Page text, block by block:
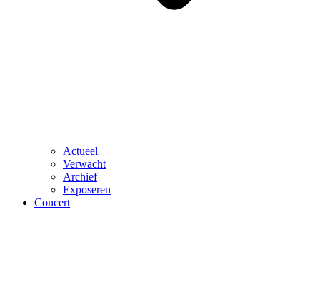
Actueel
Verwacht
Archief
Exposeren
Concert